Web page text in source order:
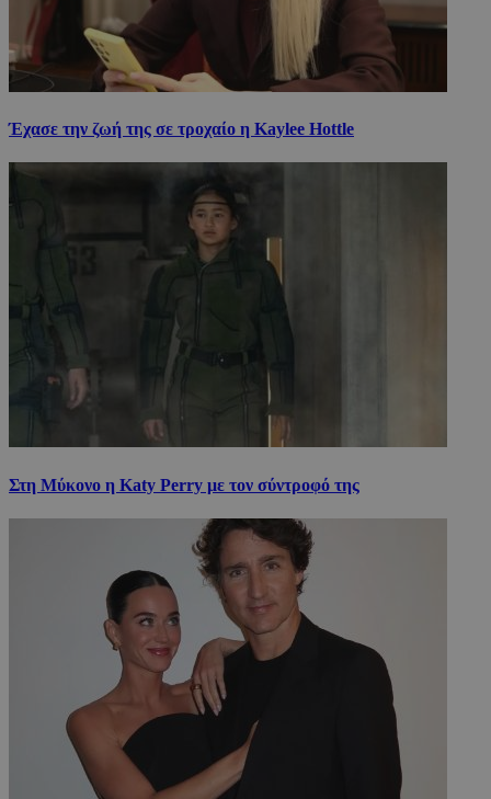
Έχασε την ζωή της σε τροχαίο η Kaylee Hottle
Στη Μύκονο η Katy Perry με τον σύντροφό της